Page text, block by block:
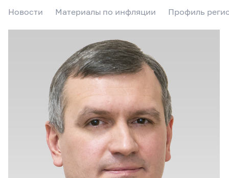
Новости Материалы по инфляции Профиль